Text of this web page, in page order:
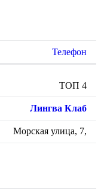
Телефон
ТОП 4
Лингва Клаб
Морская улица, 7,